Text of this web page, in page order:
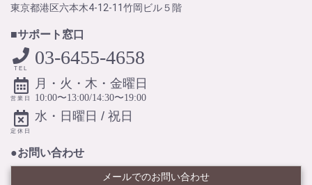
東京都港区六本木4-12-11竹岡ビル５階
■サポート窓口
TEL
03-6455-4658
営業日
月・火・木・金曜日
10:00〜13:00/14:30〜19:00
定休日
水・日曜日 / 祝日
●お問い合わせ
メールでのお問い合わせ